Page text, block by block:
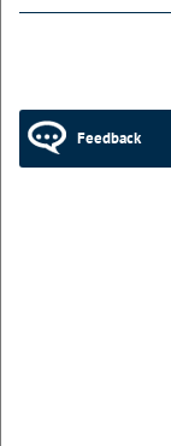
Feedback